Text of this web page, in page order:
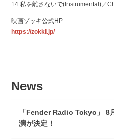
14 私を離さないで(Instrumental)／
映画ゾッキ公式HP
https://zokki.jp/
News
「Fender Radio Tokyo」 8
演が決定！